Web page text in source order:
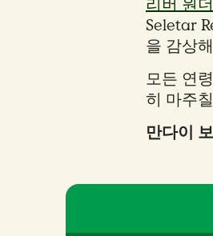
리버 원
Seletar
을 감상
모든 연
히 마주
만다이